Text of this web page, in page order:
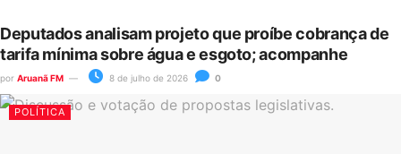
Deputados analisam projeto que proíbe cobrança de
tarifa mínima sobre água e esgoto; acompanhe
por Aruanã FM 8 de julho de 2026 0
POLÍTICA